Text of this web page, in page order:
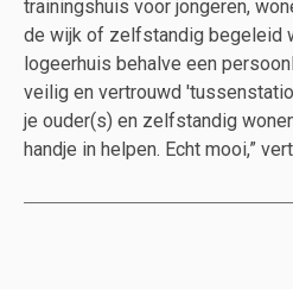
trainingshuis voor jongeren,
de wijk of zelfstandig begeleid
logeerhuis behalve een
veilig en vertrouwd
je ouder(s) en zelfstandig
handje in helpen. Echt mooi,”